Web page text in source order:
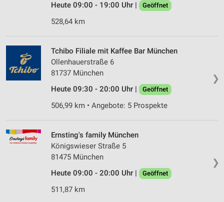
Heute 09:00 - 19:00 Uhr |
Geöffnet
528,64 km
❯
Tchibo Filiale mit Kaffee Bar München
Ollenhauerstraße 6
81737 München
Heute 09:30 - 20:00 Uhr |
Geöffnet
506,99 km • Angebote: 5 Prospekte
❯
Ernsting's family München
Königswieser Straße 5
81475 München
Heute 09:00 - 20:00 Uhr |
Geöffnet
511,87 km